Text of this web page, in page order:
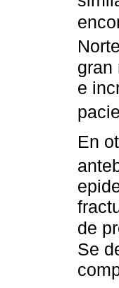
gran
e
En
de
Se